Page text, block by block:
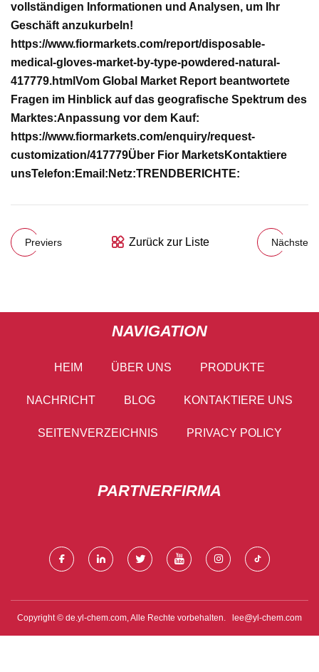
vollständigen Informationen und Analysen, um Ihr
Geschäft anzukurbeln!
https://www.fiormarkets.com/report/disposable-
medical-gloves-market-by-type-powdered-natural-
417779.html Vom Global Market Report beantwortete
Fragen im Hinblick auf das geografische Spektrum des
Marktes:Anpassung vor dem Kauf:
https://www.fiormarkets.com/enquiry/request-
customization/417779Über Fior MarketsKontaktiere
unsTelefon: Email: Netz:TRENDBERICHTE:
Previers Zurück zur Liste Nächste
NAVIGATION
HEIM ÜBER UNS PRODUKTE
NACHRICHT BLOG KONTAKTIERE UNS
SEITENVERZEICHNIS PRIVACY POLICY
PARTNERFIRMA
Copyright © de.yl-chem.com, Alle Rechte vorbehalten. lee@yl-chem.com